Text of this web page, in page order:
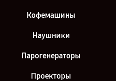
Кофемашины
Наушники
Парогенераторы
Проекторы